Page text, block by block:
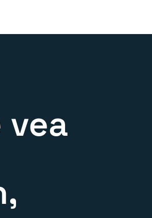
vea